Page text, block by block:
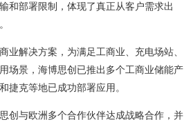
和部署限制，体现了真正从客户需求出
解决方案，为满足工商业、充电场站、
场景，海博思创已推出多个工商业储能产
捷克等地已成功部署应用。
与欧洲多个合作伙伴达成战略合作，并